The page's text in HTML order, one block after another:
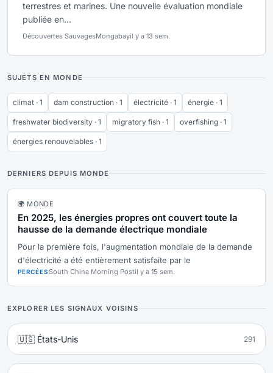
terrestres et marines. Une nouvelle évaluation mondiale
publiée en...
Découvertes SauvagesMongabayil y a 13 sem.
SUJETS EN MONDE
climat · 1 dam construction · 1 électricité · 1 énergie · 1
freshwater biodiversity · 1 migratory fish · 1 overfishing · 1
énergies renouvelables · 1
DERNIERS DEPUIS MONDE
🌍 MONDE
En 2025, les énergies propres ont couvert toute la
hausse de la demande électrique mondiale
Pour la première fois, l'augmentation mondiale de la demande
d'électricité a été entièrement satisfaite par le
PERCÉESSouth China Morning Postil y a 15 sem.
EXPLORER LES SIGNAUX VOISINS
🇺🇸 États-Unis 291